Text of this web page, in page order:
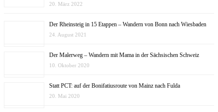
20. März 2022
Der Rheinsteig in 15 Etappen – Wandern von Bonn nach Wiesbaden
24. August 2021
Der Malerweg – Wandern mit Mama in der Sächsischen Schweiz
10. Oktober 2020
Statt PCT: auf der Bonifatiusroute von Mainz nach Fulda
20. Mai 2020